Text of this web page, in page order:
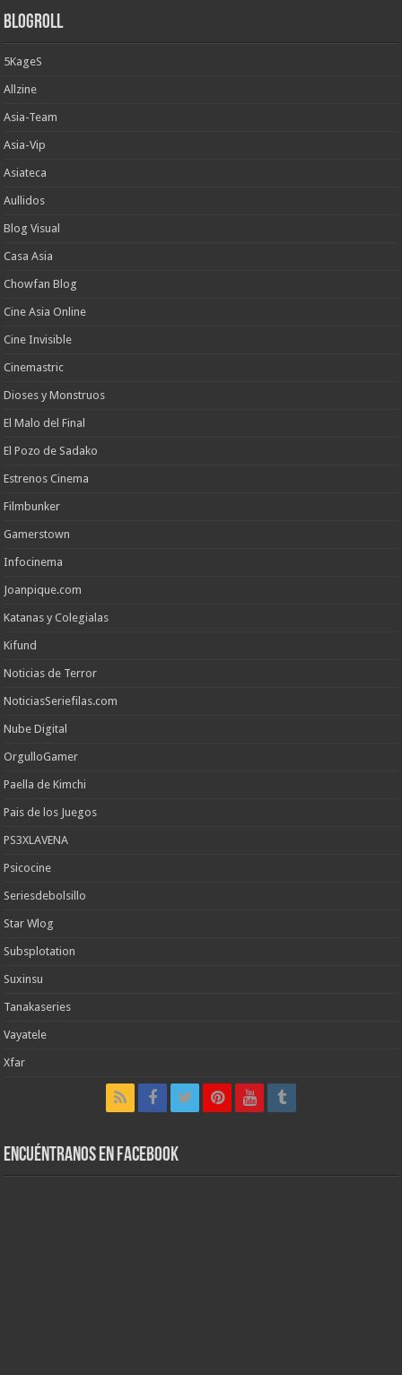
Blogroll
5KageS
Allzine
Asia-Team
Asia-Vip
Asiateca
Aullidos
Blog Visual
Casa Asia
Chowfan Blog
Cine Asia Online
Cine Invisible
Cinemastric
Dioses y Monstruos
El Malo del Final
El Pozo de Sadako
Estrenos Cinema
Filmbunker
Gamerstown
Infocinema
Joanpique.com
Katanas y Colegialas
Kifund
Noticias de Terror
NoticiasSeriefilas.com
Nube Digital
OrgulloGamer
Paella de Kimchi
Pais de los Juegos
PS3XLAVENA
Psicocine
Seriesdebolsillo
Star Wlog
Subsplotation
Suxinsu
Tanakaseries
Vayatele
Xfar
Encuéntranos en Facebook